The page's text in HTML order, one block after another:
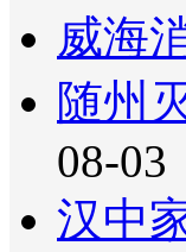
威海
随州
08-03
汉中